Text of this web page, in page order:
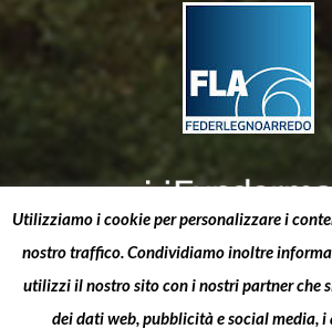
Utilizziamo i cookie per personalizzare i
nostro traffico. Condividiamo inoltre
utilizzi il nostro sito con i nostri partner che
dei dati web, pubblicità e social media,